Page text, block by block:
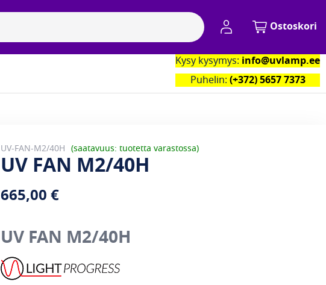
My AccountOstoskori
Yhteystiedot
Kysy kysymys: info@uvlamp.ee
Puhelin: (+372) 5657 7373
UV-FAN-M2/40H saatavuus: tuotetta varastossa
UV FAN M2/40H
665,00 €
UV FAN M2/40H